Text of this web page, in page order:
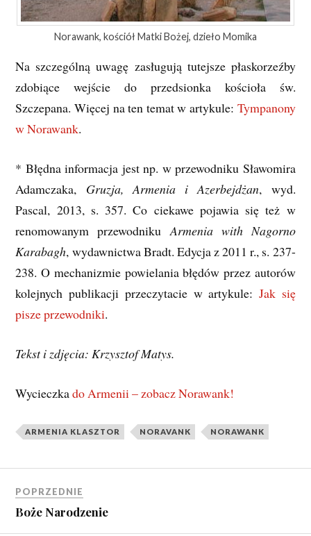
Norawank, kościół Matki Bożej, dzieło Momika
Na szczególną uwagę zasługują tutejsze płaskorzeźby
zdobiące wejście do przedsionka kościoła św.
Szczepana. Więcej na ten temat w artykule: Tympanony
w Norawank.
* Błędna informacja jest np. w przewodniku Sławomira
Adamczaka, Gruzja, Armenia i Azerbejdżan, wyd.
Pascal, 2013, s. 357. Co ciekawe pojawia się też w
renomowanym przewodnikuArmenia with Nagorno
Karabagh, wydawnictwa Bradt. Edycja z 2011 r., s. 237-
238. O mechanizmie powielania błędów przez autorów
kolejnych publikacji przeczytacie w artykule: Jak się
pisze przewodniki.
Tekst i zdjęcia: Krzysztof Matys.
Wycieczkado Armenii – zobacz Norawank!
ARMENIA KLASZTOR NORAVANK NORAWANK
POPRZEDNIE
Boże Narodzenie